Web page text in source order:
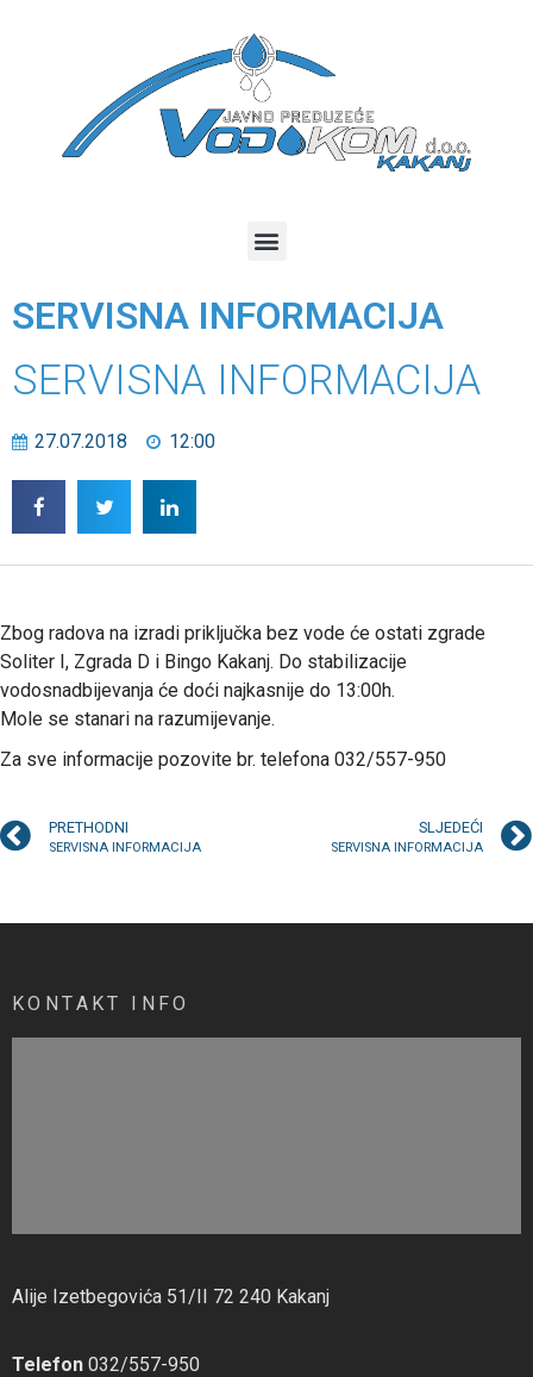
SERVISNA INFORMACIJA
SERVISNA INFORMACIJA
27.07.2018 12:00
Zbog radova na izradi priključka bez vode će ostati zgrade
Soliter I, Zgrada D i Bingo Kakanj. Do stabilizacije
vodosnadbijevanja će doći najkasnije do 13:00h.
Mole se stanari na razumijevanje.
Za sve informacije pozovite br. telefona 032/557-950
PRETHODNI
SERVISNA INFORMACIJA
SLJEDEĆI
SERVISNA INFORMACIJA
KONTAKT INFO
Alije Izetbegovića 51/II 72 240 Kakanj
Telefon 032/557-950